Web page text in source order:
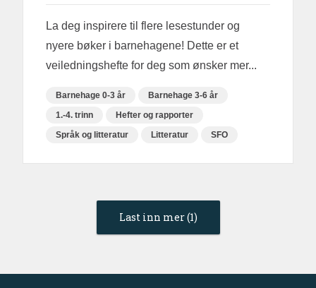
La deg inspirere til flere lesestunder og
nyere bøker i barnehagene! Dette er et
veiledningshefte for deg som ønsker mer...
Barnehage 0-3 år
Barnehage 3-6 år
1.-4. trinn
Hefter og rapporter
Språk og litteratur
Litteratur SFO
Last inn mer (1)